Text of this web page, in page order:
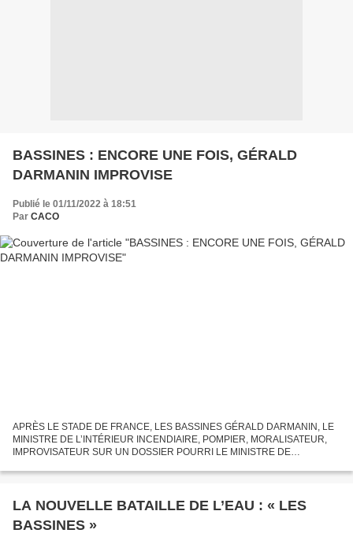
BASSINES : ENCORE UNE FOIS, GÉRALD
DARMANIN IMPROVISE
Publié le 01/11/2022 à 18:51
Par CACO
APRÈS LE STADE DE FRANCE, LES BASSINES GÉRALD DARMANIN, LE
MINISTRE DE L’INTÉRIEUR INCENDIAIRE, POMPIER, MORALISATEUR,
IMPROVISATEUR SUR UN DOSSIER POURRI LE MINISTRE DE
étonnement de...
LA NOUVELLE BATAILLE DE L’EAU : « LES
BASSINES »